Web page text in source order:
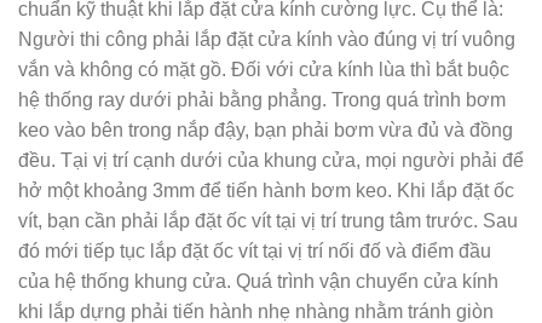
chuẩn kỹ thuật khi lắp đặt cửa kính cường lực. Cụ thể là:
Người thi công phải lắp đặt cửa kính vào đúng vị trí vuông
vắn và không có mặt gồ. Đối với cửa kính lùa thì bắt buộc
hệ thống ray dưới phải bằng phẳng. Trong quá trình bơm
keo vào bên trong nắp đậy, bạn phải bơm vừa đủ và đồng
đều. Tại vị trí cạnh dưới của khung cửa, mọi người phải để
hở một khoảng 3mm để tiến hành bơm keo. Khi lắp đặt ốc
vít, bạn cần phải lắp đặt ốc vít tại vị trí trung tâm trước. Sau
đó mới tiếp tục lắp đặt ốc vít tại vị trí nối đố và điểm đầu
của hệ thống khung cửa. Quá trình vận chuyển cửa kính
khi lắp dựng phải tiến hành nhẹ nhàng nhằm tránh giòn